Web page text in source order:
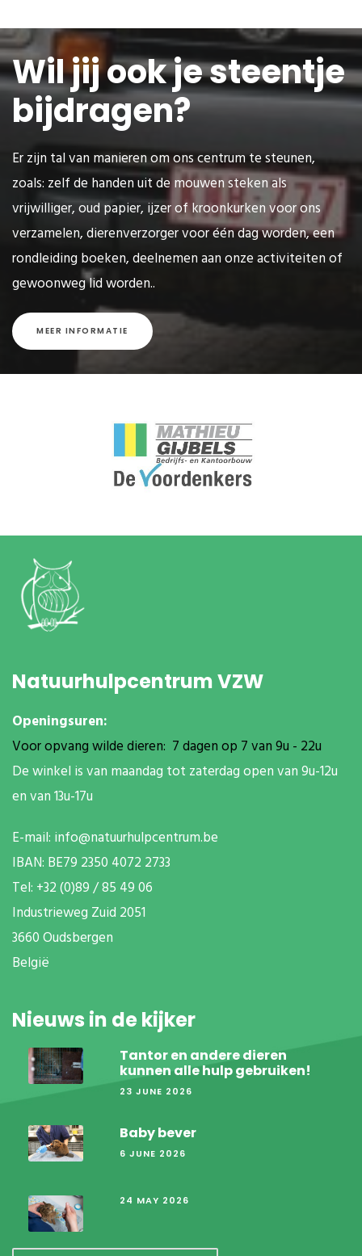
Wil jij ook je steentje
bijdragen?
Er zijn tal van manieren om ons centrum te steunen,
zoals: zelf de handen uit de mouwen steken als
vrijwilliger, oud papier, ijzer of kroonkurken voor ons
verzamelen, dierenverzorger voor één dag worden, een
rondleiding boeken, deelnemen aan onze activiteiten of
gewoonweg lid worden..
MEER INFORMATIE
Natuurhulpcentrum VZW
Openingsuren:
Voor opvang wilde dieren: 7 dagen op 7 van 9u - 22u
De winkel is van maandag tot zaterdag open van 9u-12u
en van 13u-17u
E-mail: info@natuurhulpcentrum.be
IBAN: BE79 2350 4072 2733
Tel: +32 (0)89 / 85 49 06
Industrieweg Zuid 2051
3660 Oudsbergen
België
Nieuws in de kijker
Tantor en andere dieren
kunnen alle hulp gebruiken!
23 JUNE 2026
Baby bever
6 JUNE 2026
24 MAY 2026